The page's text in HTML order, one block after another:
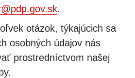
.
otázok, týkajúcich sa
osobných údajov nás
prostredníctvom našej